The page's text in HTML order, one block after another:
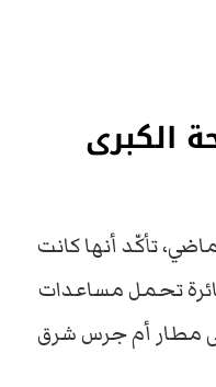
الكبرى
تأكّد أنها كانت
تحمل مساعدات
إلى مطار أم جرس شرق